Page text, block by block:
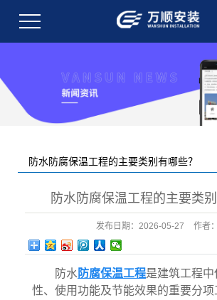
防水防腐保温工程的主要类别有哪些？
防水防腐保温工程的主要类别
发布日期： 2026-05-27 作者：
防水 防腐保温工程是建筑工程中
性、使用功能及节能效果的重要分